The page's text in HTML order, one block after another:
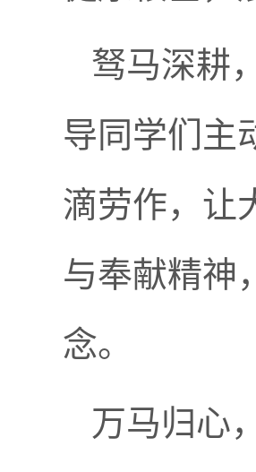
驽马深耕
导同学们主
滴劳作，让
与奉献精神
念。
万马归心